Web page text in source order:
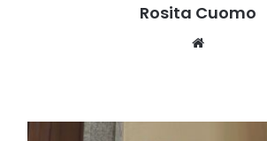
Rosita Cuomo
Operazione